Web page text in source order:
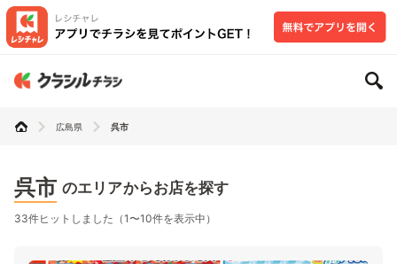
広島県 呉市
呉市 のエリアからお店を探す
33件ヒットしました（1〜10件を表示中）